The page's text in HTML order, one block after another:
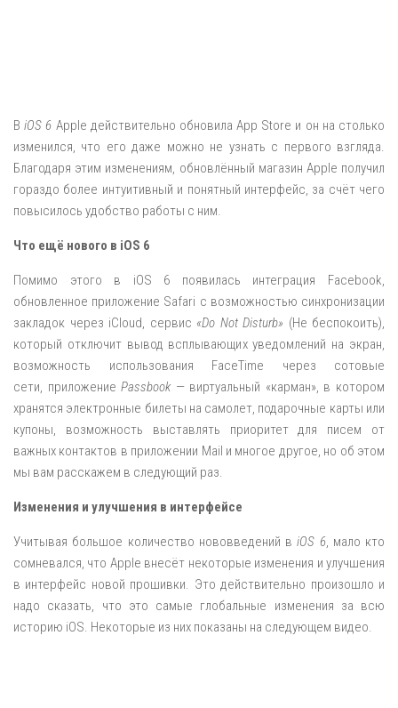
ВiOS 6 Apple действительно обновила App Store и он на столько
изменился, что его даже можно не узнать с первого взгляда.
Благодаря этим изменениям, обновлённый магазин Apple получил
гораздо более интуитивный и понятный интерфейс, за счёт чего
повысилось удобство работы с ним.
Что ещё нового в iOS 6
Помимо этого в iOS 6 появилась интеграция Facebook,
обновленное приложение Safari с возможностью синхронизации
закладок через iCloud, сервис «Do Not Disturb» (Не беспокоить),
который отключит вывод всплывающих уведомлений на экран,
возможность использования FaceTime через сотовые
сети, приложениеPassbook — виртуальный «карман», в котором
хранятся электронные билеты на самолет, подарочные карты или
купоны, возможность выставлять приоритет для писем от
важных контактов в приложении Mail и многое другое, но об этом
мы вам расскажем в следующий раз.
Изменения и улучшения в интерфейсе
Учитывая большое количество нововведений вiOS 6, мало кто
сомневался, что Apple внесёт некоторые изменения и улучшения
в интерфейс новой прошивки. Это действительно произошло и
надо сказать, что это самые глобальные изменения за всю
историю iOS. Некоторые из них показаны на следующем видео.